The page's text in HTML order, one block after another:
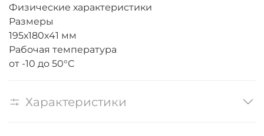
Физические характеристики
Размеры
195х180х41 мм
Рабочая температура
от -10 до 50°С
Характеристики